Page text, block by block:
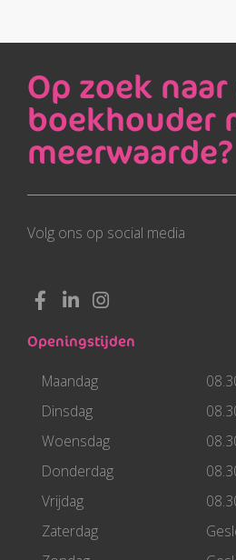
Openingstijden
Maandag
Dinsdag
Woensdag
Donderdag
Vrijdag
Zaterdag
Op zoek naar
boekhouder
meerwaarde?
Volg ons op social media
F
a
c
e
b
o
o
k
-
f
L
i
n
k
e
d
i
-
i
I
n
s
t
m